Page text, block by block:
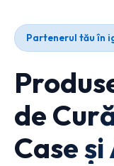
Partenerul tău în
de
Case